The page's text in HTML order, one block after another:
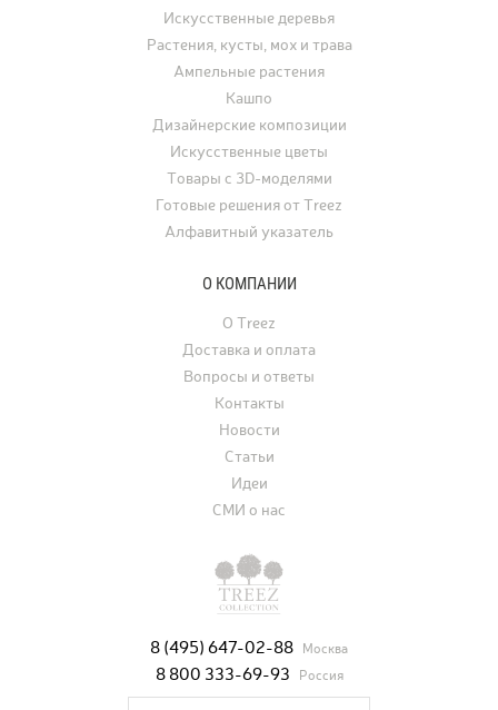
произведение искусства.
применяют для
интерьеров.
ресторанов, офисов,
и других мероприятий.
8 (495) 647-02-88 Москва
8 800 333-69-93 Россия
Искусственные деревья
Растения, кусты, мох и трава
Ампельные растения
Кашпо
Дизайнерские композиции
Искусственные цветы
Товары с 3D-моделями
Готовые решения от Treez
Алфавитный указатель
О КОМПАНИИ
О Treez
Доставка и оплата
Вопросы и ответы
Контакты
Новости
Статьи
Идеи
СМИ о нас